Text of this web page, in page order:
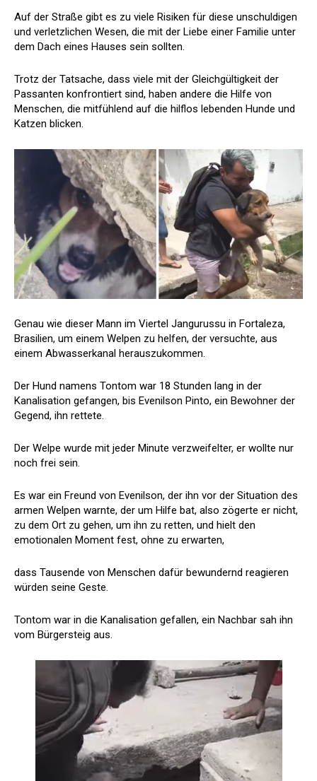
Auf der Straße gibt es zu viele Risiken für diese unschuldigen
und verletzlichen Wesen, die mit der Liebe einer Familie unter
dem Dach eines Hauses sein sollten.
Trotz der Tatsache, dass viele mit der Gleichgültigkeit der
Passanten konfrontiert sind, haben andere die Hilfe von
Menschen, die mitfühlend auf die hilflos lebenden Hunde und
Katzen blicken.
Genau wie dieser Mann im Viertel Jangurussu in Fortaleza,
Brasilien, um einem Welpen zu helfen, der versuchte, aus
einem Abwasserkanal herauszukommen.
Der Hund namens Tontom war 18 Stunden lang in der
Kanalisation gefangen, bis Evenilson Pinto, ein Bewohner der
Gegend, ihn rettete.
Der Welpe wurde mit jeder Minute verzweifelter, er wollte nur
noch frei sein.
Es war ein Freund von Evenilson, der ihn vor der Situation des
armen Welpen warnte, der um Hilfe bat, also zögerte er nicht,
zu dem Ort zu gehen, um ihn zu retten, und hielt den
emotionalen Moment fest, ohne zu erwarten,
dass Tausende von Menschen dafür bewundernd reagieren
würden seine Geste.
Tontom war in die Kanalisation gefallen, ein Nachbar sah ihn
vom Bürgersteig aus.